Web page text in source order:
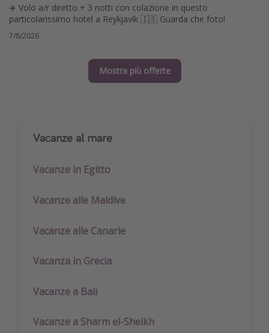
✈️ Volo a/r diretto + 3 notti con colazione in questo
particolarissimo hotel a Reykjavík 🇮🇸 Guarda che foto!
7/8/2026
Mostra più offerte
Vacanze al mare
Vacanze in Egitto
Vacanze alle Maldive
Vacanze alle Canarie
Vacanza in Grecia
Vacanze a Bali
Vacanze a Sharm el-Sheikh